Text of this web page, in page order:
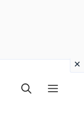
Menu